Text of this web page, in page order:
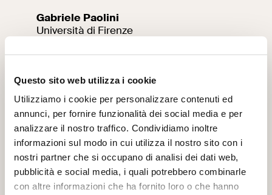
Questo sito web utilizza i cookie
Utilizziamo i cookie per personalizzare contenuti ed
annunci, per fornire funzionalità dei social media e per
analizzare il nostro traffico. Condividiamo inoltre
informazioni sul modo in cui utilizza il nostro sito con i
nostri partner che si occupano di analisi dei dati web,
pubblicità e social media, i quali potrebbero combinarle
con altre informazioni che ha fornito loro o che hanno
Gabriele Paolini
Università di Firenze
Silvia Tatti
Informazioni e prenotazioni
Ingresso libero con prenotazione.
Registratiqui.